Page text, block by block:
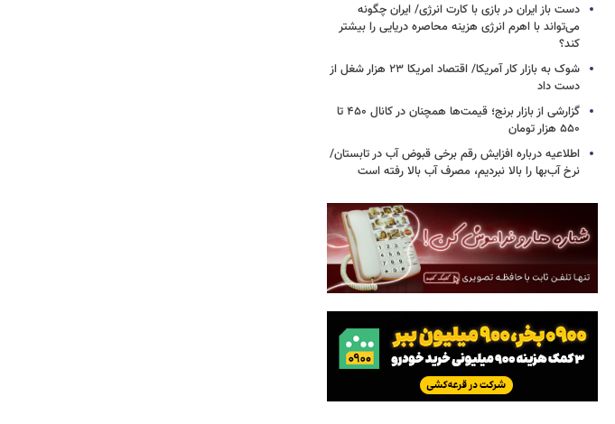
دست باز ایران در بازی با کارت انرژی/ ایران چگونه
می‌تواند با اهرم انرژی‌ هزینه محاصره دریایی را بیشتر
کند؟
شوک به بازار کار آمریکا/ اقتصاد امریکا ۲۳ هزار شغل از
دست داد
گزارشی از بازار برنج؛ قیمت‌ها همچنان در کانال ۴۵۰ تا
۵۵۰ هزار تومان
اطلاعیه درباره افزایش رقم برخی قبوض آب در تابستان/
نرخ آب‌بها را بالا نبردیم، مصرف آب بالا رفته است